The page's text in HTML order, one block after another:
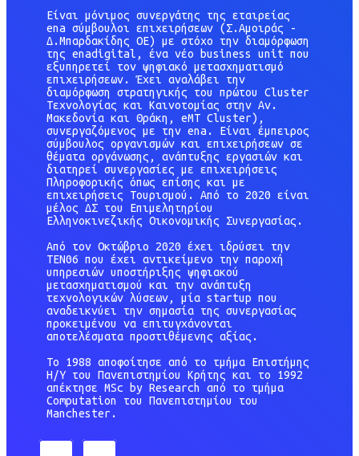
Είναι μόνιμος συνεργάτης της εταιρείας
ena σύμβουλοι επιχειρήσεων (Σ.Αμοιράς -
Δ.Μπαρδακίδης ΟΕ) με στόχο την διαμόρφωση
της enadigital, ένα νέο business unit που
εξυπηρετεί τον ψηφιακό μετασχηματισμό
επιχειρήσεων. Έχει αναλάβει την
διαμόρφωση στρατηγικής του πρώτου Cluster
Τεχνολογίας και Καινοτομίας στην Αν.
Μακεδονία και Θράκη, eMT Cluster),
συνεργαζόμενος με την ena. Είναι έμπειρος
σύμβουλος οργανισμών και επιχειρήσεων σε
θέματα οργάνωσης, ανάπτυξης εργασιών και
διατηρεί συνεργασίες με επιχειρήσεις
Πληροφορικής όπως επίσης και με
επιχειρήσεις Τουρισμού. Από το 2020 είναι
μέλος ΔΣ του Επιμελητηρίου
Ελληνοκινεζικής Οικονομικής Συνεργασίας.
Από τον Οκτώβριο 2020 έχει ιδρύσει την
TEN06 που έχει αντικείμενο την παροχή
υπηρεσιών υποστήριξης ψηφιακού
μετασχηματισμού και την ανάπτυξη
τεχνολογικών λύσεων, μία startup που
αναδεικνύει την σημασία της συνεργασίας
προκειμένου να επιτυγχάνονται
αποτελέσματα προστιθέμενης αξίας.
Το 1988 αποφοίτησε από το τμήμα Επιστήμης
Η/Υ του Πανεπιστημίου Κρήτης και το 1992
απέκτησε MSc by Research από το τμήμα
Computation του Πανεπιστημίου του
Manchester.